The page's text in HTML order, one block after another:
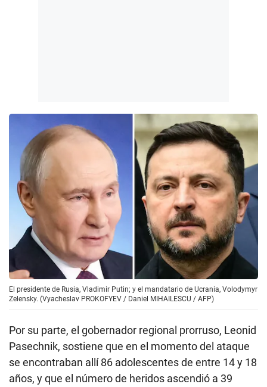
El presidente de Rusia, Vladimir Putin; y el mandatario de Ucrania, Volodymyr
Zelensky. (Vyacheslav PROKOFYEV / Daniel MIHAILESCU / AFP)
Por su parte, el gobernador regional prorruso, Leonid
Pasechnik, sostiene que en el momento del ataque
se encontraban allí 86 adolescentes de entre 14 y 18
años, y que el número de heridos ascendió a 39